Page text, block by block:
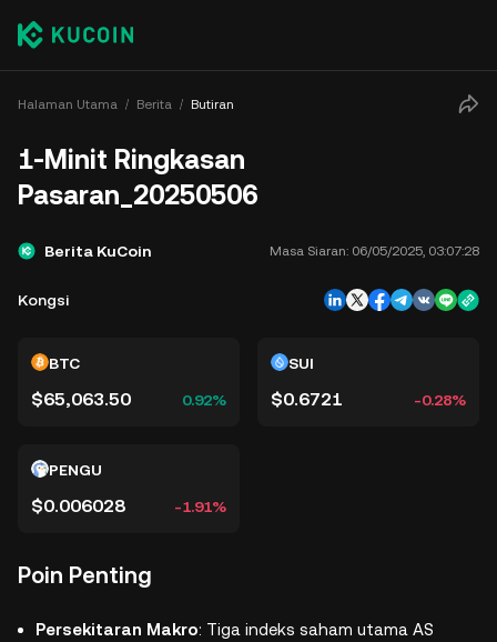
Halaman Utama Berita Butiran
1-Minit Ringkasan
Pasaran_20250506
Berita KuCoin Masa Siaran: 06/05/2025, 03:07:28
Kongsi
BTC
$65,063.50 0.92%
SUI
$0.6721 -0.28%
PENGU
$0.006028 -1.91%
Poin Penting
Persekitaran Makro: Tiga indeks saham utama AS